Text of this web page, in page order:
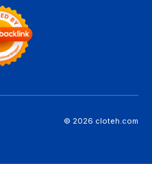
© 2026 cloteh.com